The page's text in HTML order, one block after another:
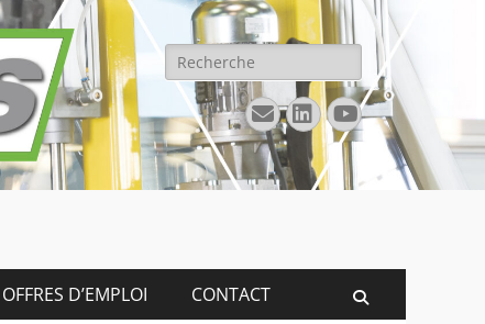
Rechercher :
E-
mail
Linkedin
YouTube
OFFRES D’EMPLOI CONTACT